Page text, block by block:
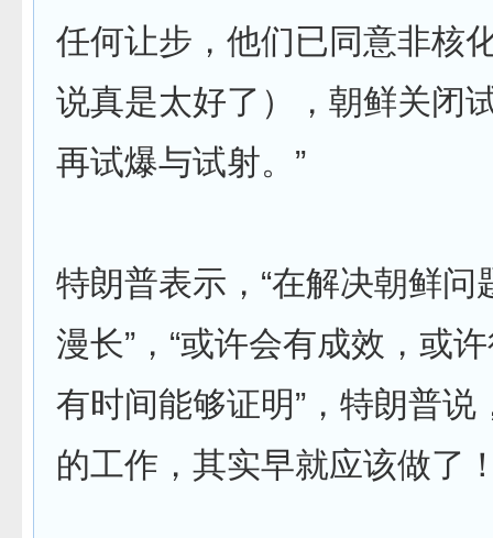
任何让步，他们已同意非核
说真是太好了），朝鲜关闭
再试爆与试射。”
特朗普表示，“在解决朝鲜问
漫长”，“或许会有成效，或
有时间能够证明”，特朗普说
的工作，其实早就应该做了